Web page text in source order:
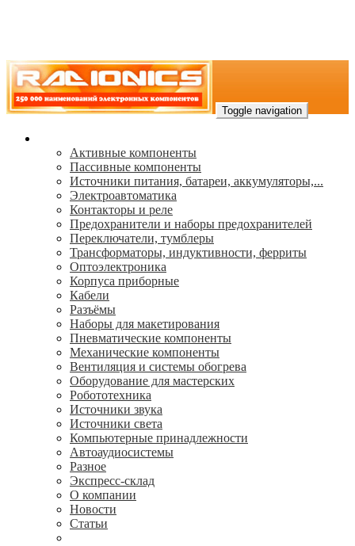
Toggle navigation
Активные компоненты
Пассивные компоненты
Источники питания, батареи, аккумуляторы,...
Электроавтоматика
Контакторы и реле
Предохранители и наборы предохранителей
Переключатели, тумблеры
Трансформаторы, индуктивности, ферриты
Oптоэлектроника
Корпуса приборные
Кабели
Разъёмы
Наборы для макетирования
Пневматические компоненты
Механические компоненты
Вентиляция и системы обогрева
Оборудование для мастерских
Робототехника
Источники звука
Источники света
Компьютерные принадлежности
Автоаудиосистемы
Разное
Экспресс-склад
О компании
Новости
Статьи